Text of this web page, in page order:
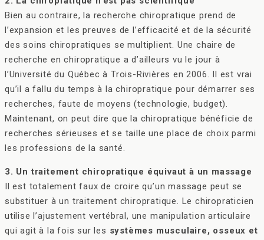
Bien au contraire, la recherche chiropratique prend de
l’expansion et les preuves de l’efficacité et de la sécurité
des soins chiropratiques se multiplient. Une chaire de
recherche en chiropratique a d’ailleurs vu le jour à
l’Université du Québec à Trois-Rivières en 2006. Il est vrai
qu’il a fallu du temps à la chiropratique pour démarrer ses
recherches, faute de moyens (technologie, budget).
Maintenant, on peut dire que la chiropratique bénéficie de
recherches sérieuses et se taille une place de choix parmi
les professions de la santé.
3. Un traitement chiropratique équivaut à un massage
Il est totalement faux de croire qu’un massage peut se
substituer à un traitement chiropratique. Le chiropraticien
utilise l’ajustement vertébral, une manipulation articulaire
qui agit à la fois sur les systèmes musculaire, osseux et